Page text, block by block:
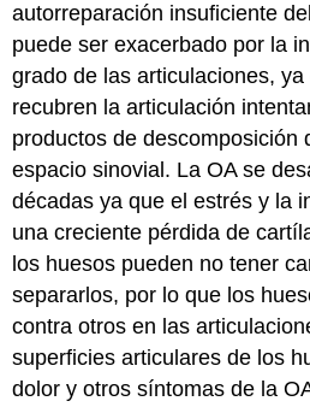
autorreparación insuficiente
puede ser exacerbado por la
grado de las articulaciones,
recubren la articulación
productos de descomposición
espacio sinovial. La OA se
décadas ya que el estrés y la
una creciente pérdida de
los huesos pueden no tener
separarlos, por lo que los
contra otros en las
superficies articulares de los
dolor y otros síntomas de la